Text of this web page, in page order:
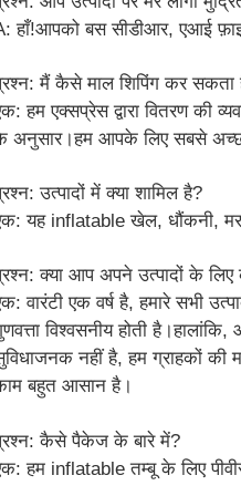
हाँ!आपको बस सीडीआर, एआई
मैं कैसे माल शिपिंग कर सकता
हम एक्सप्रेस द्वारा वितरण की
अनुसार।हम आपके लिए सबसे
उत्पादों में क्या शामिल है?
यह inflatable खेल, धौंकनी,
क्या आप अपने उत्पादों के लिए
वारंटी एक वर्ष है, हमारे सभी
विश्वसनीय होती
नहीं है, हम ग्राहकों की
बहुत आसान है।
कैसे पैकेज के बारे में?
हम inflatable तम्बू के लिए